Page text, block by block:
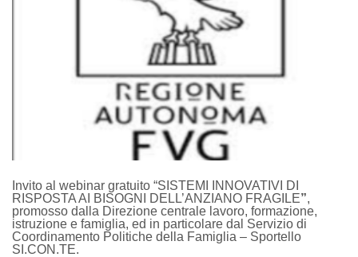
Invito al webinar gratuito “SISTEMI INNOVATIVI DI
RISPOSTA AI BISOGNI DELL’ANZIANO FRAGILE”,
promosso dalla Direzione centrale lavoro, formazione,
istruzione e famiglia, ed in particolare dal Servizio di
Coordinamento Politiche della Famiglia – Sportello
SI.CON.TE.